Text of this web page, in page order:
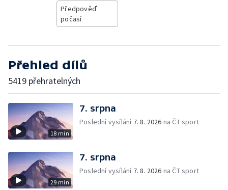
Předpověď
počasí
Přehled dílů
5419 přehratelných
18 min
7. srpna
Poslední vysílání 7. 8. 2026 na ČT sport
29 min
7. srpna
Poslední vysílání 7. 8. 2026 na ČT sport